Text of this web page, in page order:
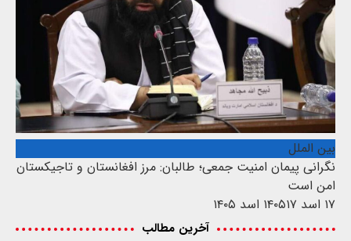
بین الملل
نگرانی پیمان امنیت جمعی؛ طالبان: مرز افغانستان و تاجیکستان
امن است
۱۷ اسد ۱۴۰۵
۱۷ اسد ۱۴۰۵
آخرین مطالب